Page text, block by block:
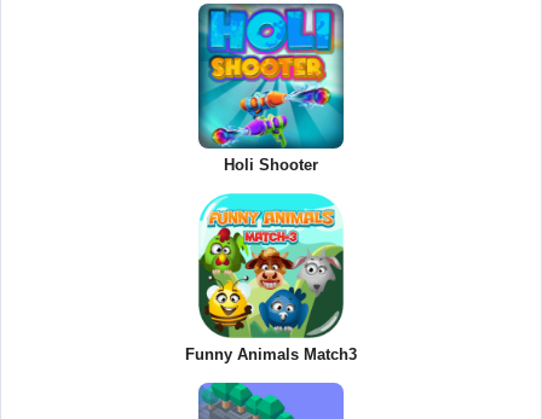
Holi Shooter
Funny Animals Match3